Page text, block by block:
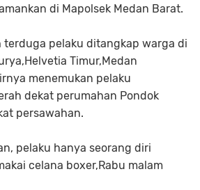
di Mapolsek Medan Barat.
terduga pelaku ditangkap warga di
Timur,Medan
menemukan pelaku
dekat perumahan Pondok
persawahan.
pelaku hanya seorang diri
celana boxer,Rabu malam